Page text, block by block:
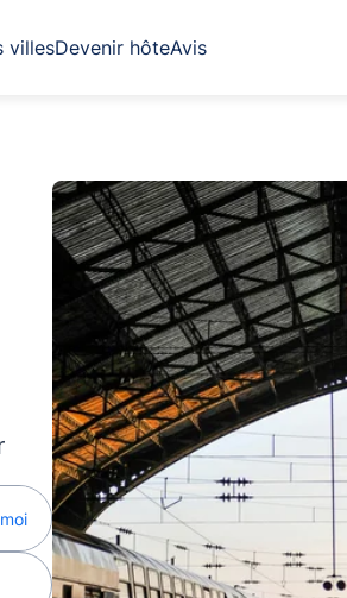
villesDevenir hôteAvis